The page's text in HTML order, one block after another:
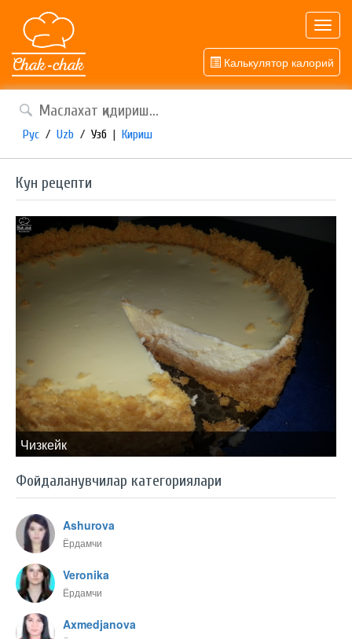
Калькулятор калорий
Рус / Uzb / Узб | Кириш
Кун рецепти
Чизкейк
Фойдаланувчилар категориялари
Ashurova
Ёрдамчи
Veronika
Ёрдамчи
Axmedjanova